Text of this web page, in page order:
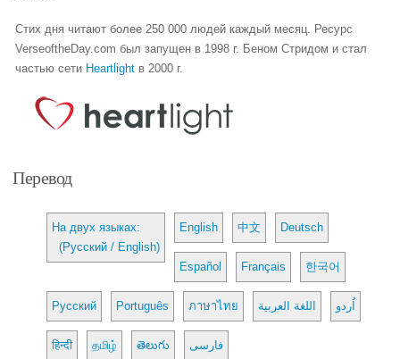
Стих дня читают более 250 000 людей каждый месяц. Ресурс
VerseoftheDay.com был запущен в 1998 г. Беном Стридом и стал
частью сети Heartlight в 2000 г.
Перевод
На двух языках:
(Русский / English)
English 中文 Deutsch
Español Français 한국어
Русский Português ภาษาไทย اللغة العربية اُردو
हिन्दी தமிழ் తెలుగు فارسی